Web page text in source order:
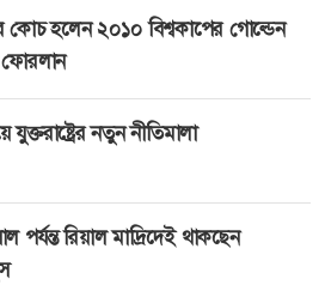
হলেন ২০১০ বিশ্বকাপের গোল্ডেন
যুক্তরাষ্ট্রের নতুন নীতিমালা
পর্যন্ত রিয়াল মাদ্রিদেই থাকছেন